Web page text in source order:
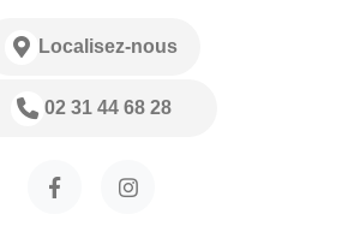
Localisez-nous
02 31 44 68 28